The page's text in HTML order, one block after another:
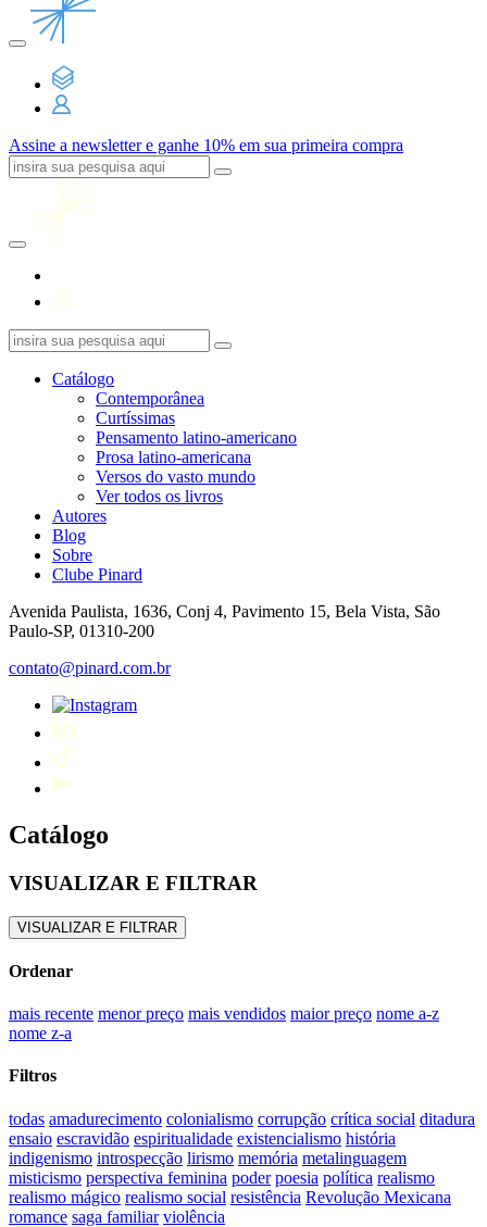
Assine a newsletter e ganhe 10% em sua primeira compra
Catálogo
Contemporânea
Curtíssimas
Pensamento latino-americano
Prosa latino-americana
Versos do vasto mundo
Ver todos os livros
Autores
Blog
Sobre
Clube Pinard
Avenida Paulista, 1636, Conj 4, Pavimento 15, Bela Vista, São
Paulo-SP, 01310-200
contato@pinard.com.br
Catálogo
VISUALIZAR E FILTRAR
VISUALIZAR E FILTRAR
Ordenar
mais recente menor preço mais vendidos maior preço nome a-z
nome z-a
Filtros
todas amadurecimento colonialismo corrupção crítica social ditadura
ensaio escravidão espiritualidade existencialismo história
indigenismo introspecção lirismo memória metalinguagem
misticismo perspectiva feminina poder poesia política realismo
realismo mágico realismo social resistência Revolução Mexicana
romance saga familiar violência